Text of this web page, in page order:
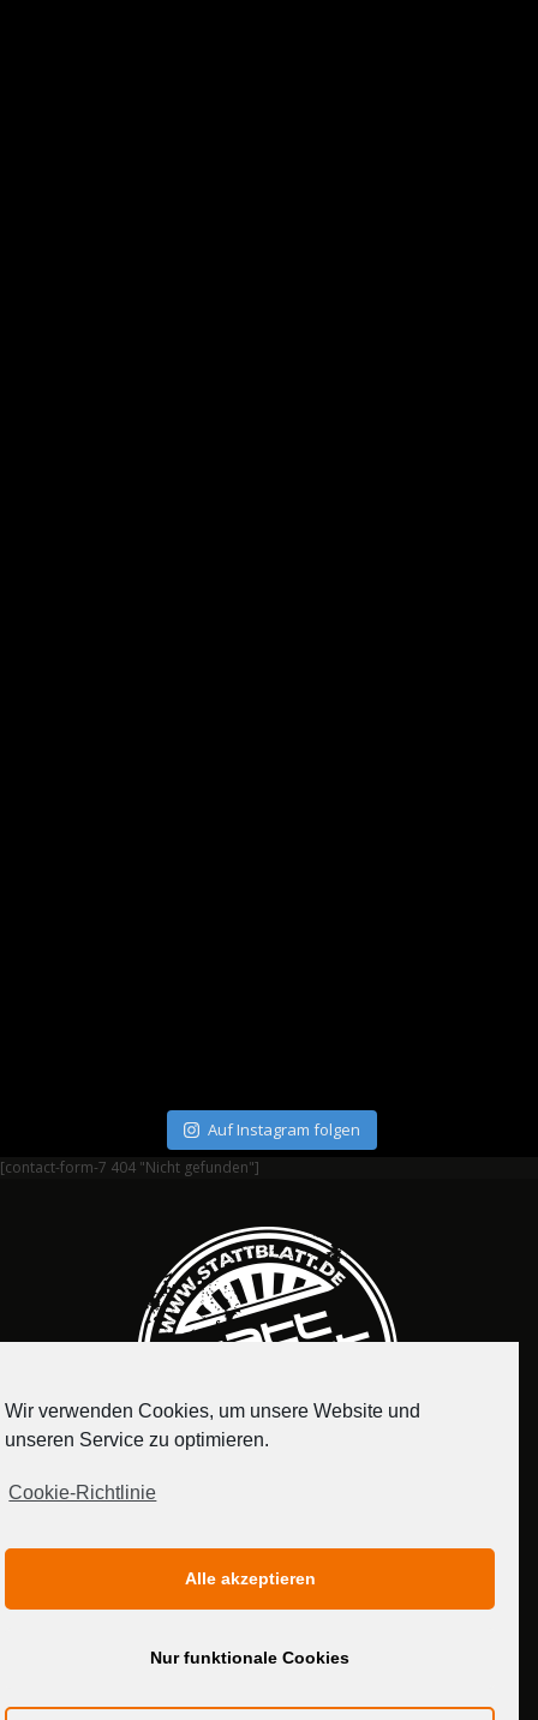
Auf Instagram folgen
[contact-form-7 404 "Nicht gefunden"]
MEDIADATEN
Wir verwenden Cookies, um unsere Website und
unseren Service zu optimieren.
Cookie-Richtlinie
Alle akzeptieren
Nur funktionale Cookies